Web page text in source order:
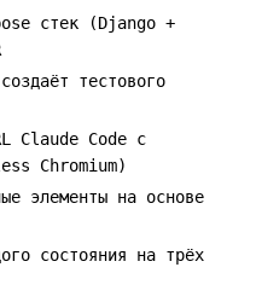
стек (Django +
тестового
Claude Code с
Chromium)
элементы на основе
состояния на трёх